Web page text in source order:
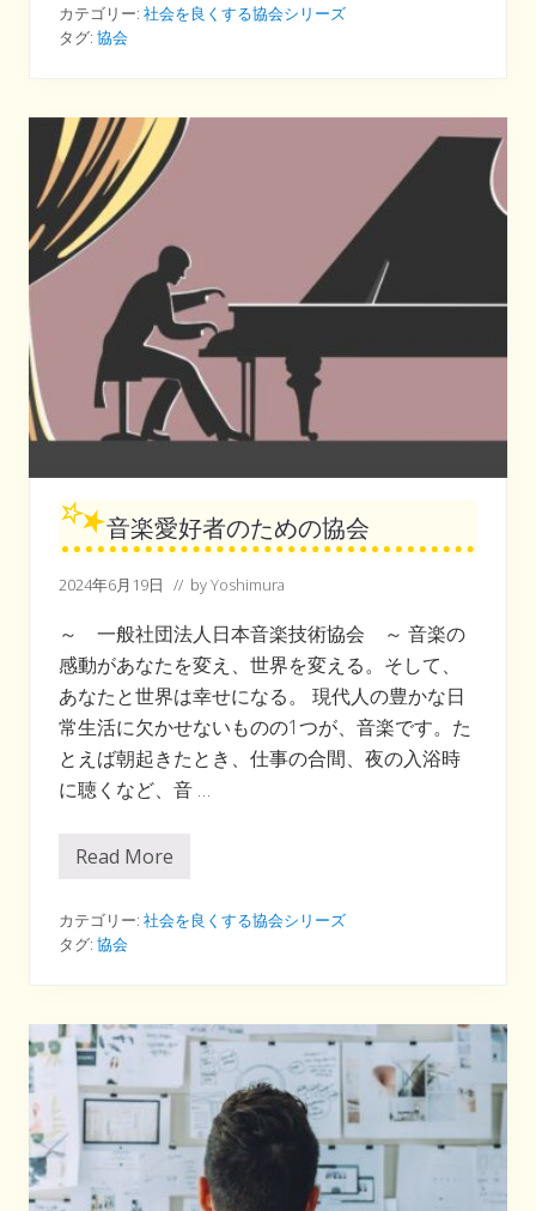
世
界
デ
ー
の
協
会
カテゴリー: 社会を良くする協会シリーズ
タグ: 協会
音楽愛好者のための協会
2024年6月19日 // byYoshimura
～ 一般社団法人日本音楽技術協会 ～ 音楽の
感動があなたを変え、世界を変える。そして、
あなたと世界は幸せになる。 現代人の豊かな日
常生活に欠かせないものの1つが、音楽です。た
とえば朝起きたとき、仕事の合間、夜の入浴時
に聴くなど、音 …
音
好
者
の
協
Read More
カテゴリー: 社会を良くする協会シリーズ
タグ: 協会